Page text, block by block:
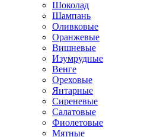
Шоколад
Шампань
Оливковые
Оранжевые
Вишневые
Изумрудные
Венге
Ореховые
Янтарные
Сиреневые
Салатовые
Фиолетовые
Мятные